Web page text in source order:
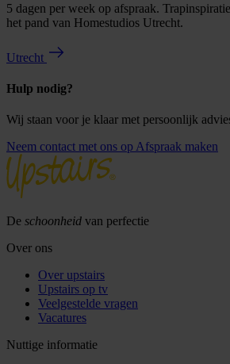
5 dagen per week op afspraak.
het pand van Homestudios Utrecht.
Utrecht
Hulp nodig?
Wij staan voor je klaar met persoonlijk
Neem contact met ons op Afspraak maken
De schoonheid van perfectie
Over ons
Over upstairs
Upstairs op tv
Veelgestelde vragen
Vacatures
Nuttige informatie